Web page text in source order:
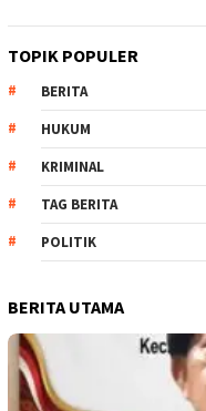
TOPIK POPULER
BERITA
HUKUM
KRIMINAL
TAG BERITA
POLITIK
BERITA UTAMA